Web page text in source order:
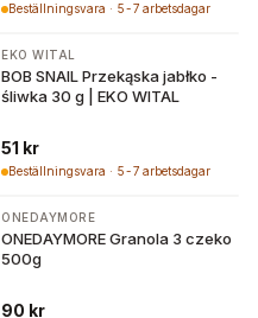
Beställningsvara · 5-7 arbetsdagar
EKO WITAL
BOB SNAIL Przekąska jabłko -
śliwka 30 g | EKO WITAL
51 kr
Beställningsvara · 5-7 arbetsdagar
ONEDAYMORE
ONEDAYMORE Granola 3 czeko
500g
90 kr